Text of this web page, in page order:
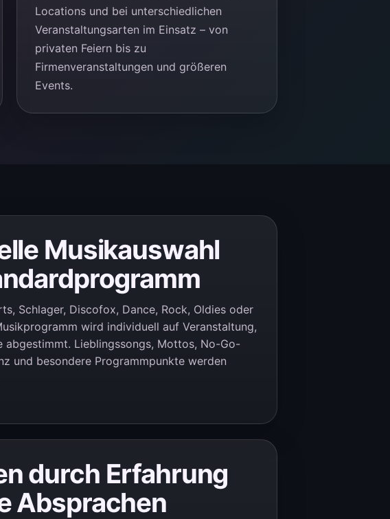
Locations und bei unterschiedlichen
Veranstaltungsarten im Einsatz – von
privaten Feiern bis zu
Firmenveranstaltungen und größeren
Events.
Musikauswahl
Schlager, Discofox, Dance, Rock, Oldies oder
wird individuell auf Veranstaltung,
abgestimmt. Lieblingssongs, Mottos, No-Go-
und besondere Programmpunkte werden
durch Erfahrung
Absprachen